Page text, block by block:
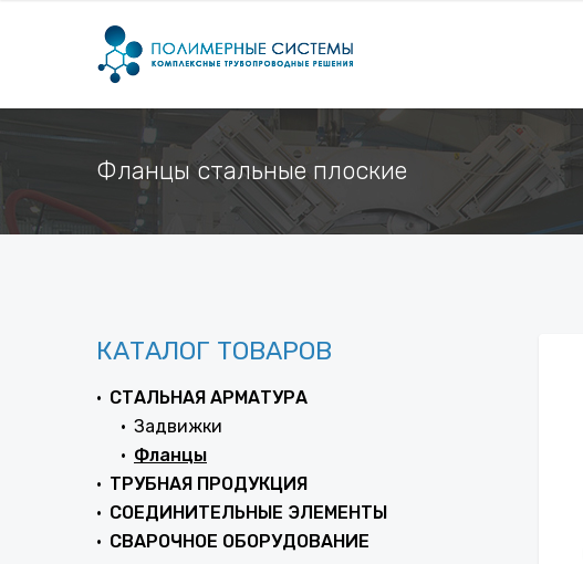
Фланцы стальные плоские
КАТАЛОГ ТОВАРОВ
СТАЛЬНАЯ АРМАТУРА
Задвижки
Фланцы
ТРУБНАЯ ПРОДУКЦИЯ
СОЕДИНИТЕЛЬНЫЕ ЭЛЕМЕНТЫ
СВАРОЧНОЕ ОБОРУДОВАНИЕ